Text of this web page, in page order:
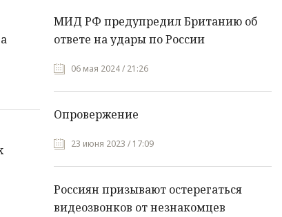
МИД РФ предупредил Британию об
ответе на удары по России
06 мая 2024 / 21:26
Опровержение
23 июня 2023 / 17:09
Россиян призывают остерегаться
видеозвонков от незнакомцев